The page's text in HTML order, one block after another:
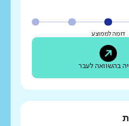
דומה לממוצע
בהשוואה לעבר